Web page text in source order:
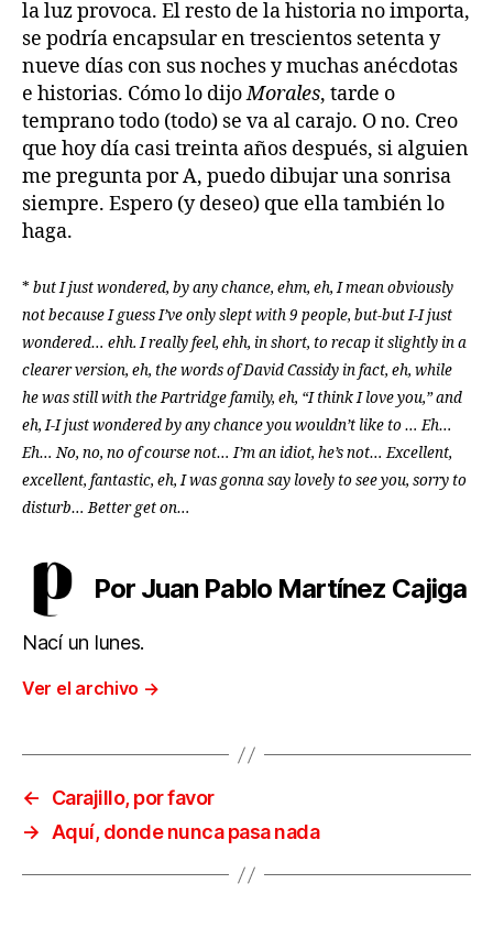
la luz provoca. El resto de la historia no importa,
se podría encapsular en trescientos setenta y
nueve días con sus noches y muchas anécdotas
e historias. Cómo lo dijoMorales, tarde o
temprano todo (todo) se va al carajo. O no. Creo
que hoy día casi treinta años después, si alguien
me pregunta por A, puedo dibujar una sonrisa
siempre. Espero (y deseo) que ella también lo
haga.
* but I just wondered, by any chance, ehm, eh, I mean obviously
not because I guess I’ve only slept with 9 people, but-but I-I just
wondered… ehh. I really feel, ehh, in short, to recap it slightly in a
clearer version, eh, the words of David Cassidy in fact, eh, while
he was still with the Partridge family, eh, “I think I love you,” and
eh, I-I just wondered by any chance you wouldn’t like to … Eh…
Eh… No, no, no of course not… I’m an idiot, he’s not… Excellent,
excellent, fantastic, eh, I was gonna say lovely to see you, sorry to
disturb… Better get on…
Por Juan Pablo Martínez Cajiga
Nací un lunes.
Ver el archivo →
←
Carajillo, por favor
→ Aquí, donde nunca pasa nada